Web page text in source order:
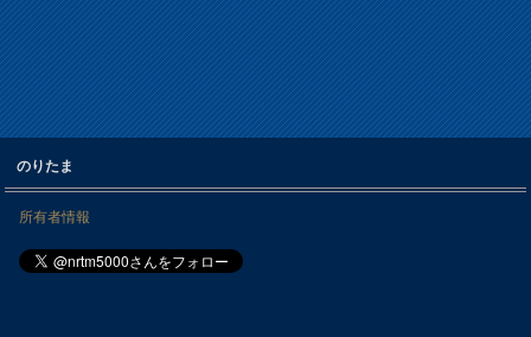
のりたま
所有者情報